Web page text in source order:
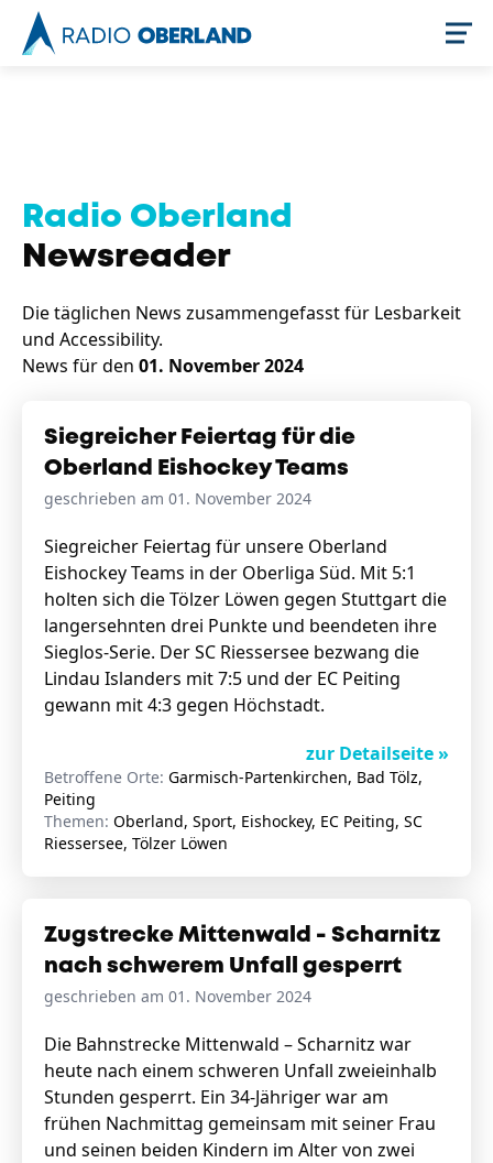
Newsreader
Stellenangebote
Unternehmen
Das geheime Geräusch
Wandern
Fotobox
Team
Service
Nachgehört
Zeit fürs Oberland
Radio Oberland
Newsreader
Die täglichen News zusammengefasst für Lesbarkeit
und Accessibility.
News für den 01. November 2024
Siegreicher Feiertag für die
Oberland Eishockey Teams
geschrieben am 01. November 2024
Siegreicher Feiertag für unsere Oberland
Eishockey Teams in der Oberliga Süd. Mit 5:1
holten sich die Tölzer Löwen gegen Stuttgart die
langersehnten drei Punkte und beendeten ihre
Sieglos-Serie. Der SC Riessersee bezwang die
Lindau Islanders mit 7:5 und der EC Peiting
gewann mit 4:3 gegen Höchstadt.
zur Detailseite »
Betroffene Orte: Garmisch-Partenkirchen, Bad Tölz,
Peiting
Themen: Oberland, Sport, Eishockey, EC Peiting, SC
Riessersee, Tölzer Löwen
Zugstrecke Mittenwald - Scharnitz
nach schwerem Unfall gesperrt
geschrieben am 01. November 2024
Die Bahnstrecke Mittenwald – Scharnitz war
heute nach einem schweren Unfall zweieinhalb
Stunden gesperrt. Ein 34-Jähriger war am
frühen Nachmittag gemeinsam mit seiner Frau
und seinen beiden Kindern im Alter von zwei